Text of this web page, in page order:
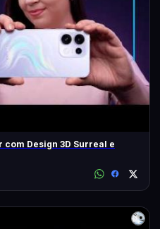
com Design 3D Surreal e